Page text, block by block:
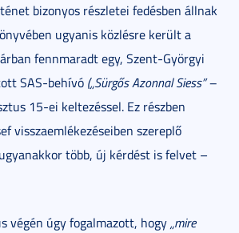
bizonyos részletei fedésben állnak
ugyanis közlésre került a
fennmaradt egy, Szent-Györgyi
SAS-behívó („Sürgős Azonnal Siess” –
15-ei keltezéssel. Ez részben
visszaemlékezéseiben szereplő
több, új kérdést is felvet –
végén úgy fogalmazott, hogy„mire